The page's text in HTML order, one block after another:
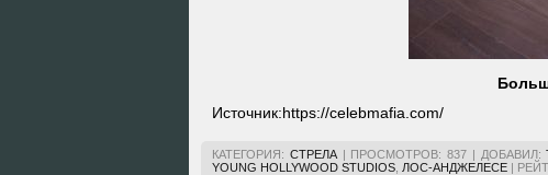
Источник:https://celebmafia.com/
КАТЕГОРИЯ: СТРЕЛА| ПРОСМОТРОВ: 837 | ДОБАВИЛ:
YOUNG HOLLYWOOD STUDIOS ЛОС-АНДЖЕЛЕСЕ |